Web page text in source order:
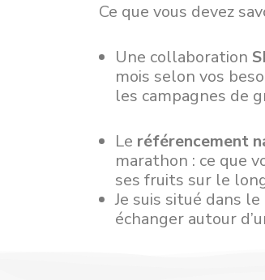
Ce que vous devez
Une collaboration
mois selon vos
les campagnes de
Le référencement
marathon : ce que
ses fruits sur le
Je suis situé dans
échanger autour